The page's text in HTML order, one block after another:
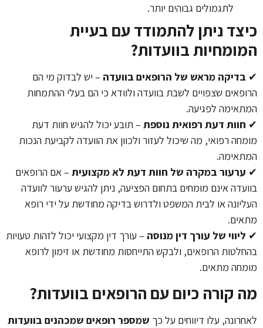
לתגמולים גבוהים יותר.
כיצד ניתן להתמודד עם בעיית
המומחיות בוועדות?
✔ בדיקה מראש של הרופאים בוועדה – יש לבדוק מי הם
הרופאים שצפויים לשבת בוועדה ולוודא כי הם בעלי ההתמחות
המתאימה לפגיעה.
✔ חוות דעת רפואית נוספת – תובע יכול להגיש חוות דעת
מומחה רפואי, מה שיכול לעזור ולכוון את הוועדה לקביעת הנכות
המתאימה.
✔ ערעור במקרה של חוות דעת לא מקצועית – אם הרופאים
בוועדה אינם מומחים בתחום הפציעה, ניתן להגיש ערעור לוועדה
העליונה או לבית המשפט ולדרוש בדיקה מחודשת על ידי רופא
מתאים.
✔ ליווי של עורך דין מנוסה – עורך דין מקצועי יכול לזהות טעויות
בהחלטות הרופאים, ולבקש התייחסות מחודשת או זימון לרופא
מומחה מתאים.
מה קורה כיום עם הרופאים בוועדות?
לאחרונה, עלו דיווחים על כך שמספר רופאים שמכהנים בוועדות